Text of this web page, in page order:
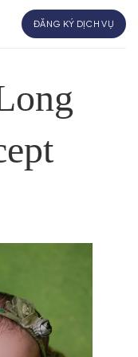
ĐĂNG KÝ DỊCH VỤ